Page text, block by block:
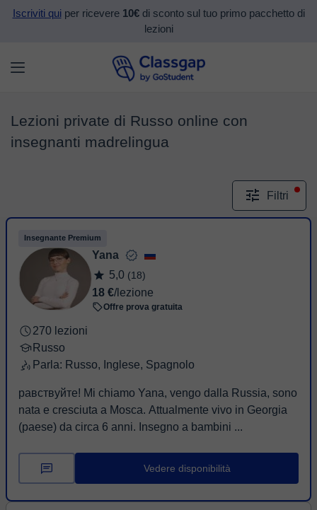
Iscriviti quiper ricevere 10€di sconto sul tuo primo pacchetto di
lezioni
Lezioni private di Russo online con
insegnanti madrelingua
Filtri
Insegnante Premium
Yana
5,0 (18)
18 €/lezione
Offre prova gratuita
270 lezioni
Russo
Parla: Russo, Inglese, Spagnolo
равствуйте! Mi chiamo Yana, vengo dalla Russia, sono
nata e cresciuta a Mosca. Attualmente vivo in Georgia
(paese) da circa 6 anni. Insegno a bambini ...
Vedere disponibilità